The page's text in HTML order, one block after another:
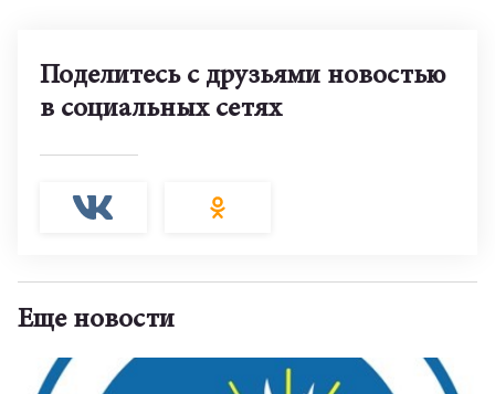
Поделитесь с друзьями новостью
в социальных сетях
Еще новости